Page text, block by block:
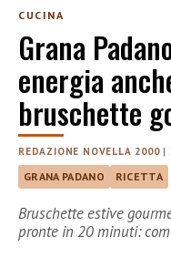
CUCINA
Grana
energia
bruschette
REDAZIONE NOVELLA 2000|
GRANA PADANO RICETTA
Bruschette estive
pronte in 20 minuti: